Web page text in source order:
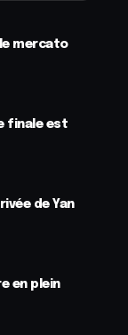
mercato
finale est
de Yan
en plein